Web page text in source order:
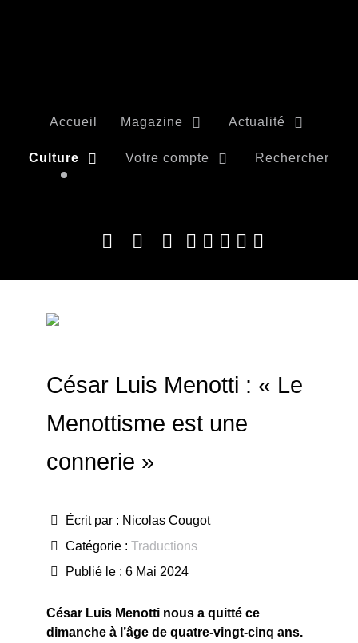
Accueil Magazine Actualité
Culture Votre compte Rechercher
César Luis Menotti : « Le
Menottisme est une
connerie »
Écrit par : Nicolas Cougot
Catégorie : Traductions
Publié le : 6 Mai 2024
César Luis Menotti nous a quitté ce
dimanche à l’âge de quatre-vingt-cinq ans.